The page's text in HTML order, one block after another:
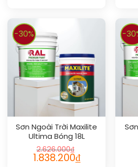
-30%
Sơn Ngoài Trời Maxilite
Ultima Bóng 18L
2.626.000₫
1.838.200₫
-